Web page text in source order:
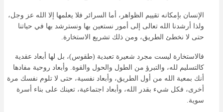
الإنسان بإمكانه تقييم الظواهر، أما السرائر فلا يعلمها إلا الله عز وجل،
ولذا أرشدنا الله تعالى إلى أمور نستعين بها ونسترشد بها في حياتنا
حتى لا نخطئ الطريق، ومن ذلك تشريع الاستخارة.
فالاستخارة ليست مجرد شعيرة تعبدية (طقوس)، بل لها أبعاد عقدية
كالتسليم لله، والتبرؤ من الطول والحول والقوة. وأبعاد روحية مفادها
أنك بمعية الله من أول الطريق، وأبعاد نفسية، حتى لا تلوم نفسك مرة
أخرى، فكل شيء بقدر الله، وأبعاد اجتماعية، تعينك على بناء أسرة
سوية.